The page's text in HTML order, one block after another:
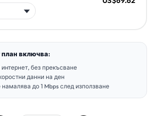
включва:
без прекъсване
данни на ден
до 1 Mbps след използване